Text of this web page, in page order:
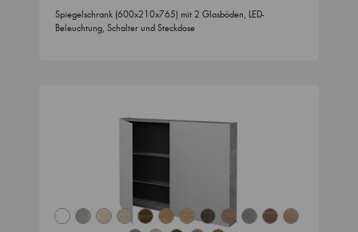
Spiegelschrank (600x210x765) mit 2 Glasböden, LED-
Beleuchtung, Schalter und Steckdose